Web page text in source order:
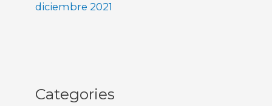
diciembre 2021
Categories